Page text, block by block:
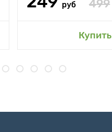
руб 499
Купить